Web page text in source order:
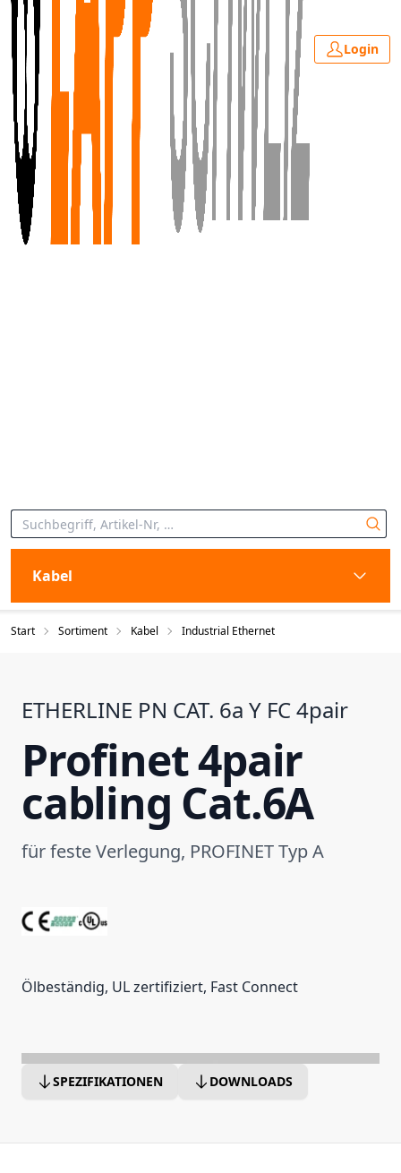
Login
Kabel
Start Sortiment Kabel Industrial Ethernet
ETHERLINE PN CAT. 6a Y FC 4pair
Profinet 4pair
cabling Cat.6A
für feste Verlegung, PROFINET Typ A
Ölbeständig, UL zertifiziert, Fast Connect
SPEZIFIKATIONEN DOWNLOADS